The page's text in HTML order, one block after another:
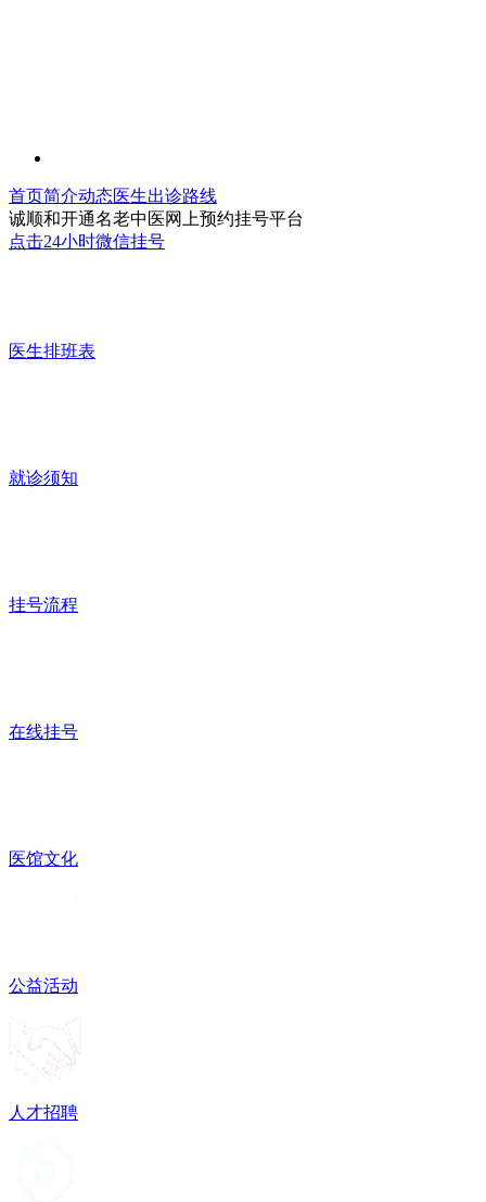
首页简介动态医生出诊路线
诚顺和开通名老中医网上预约挂号平台
点击24小时微信挂号
医生排班表
就诊须知
挂号流程
在线挂号
医馆文化
公益活动
人才招聘